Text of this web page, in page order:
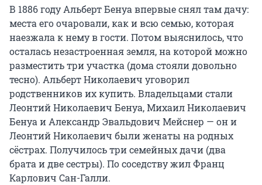
В 1886 году Альберт Бенуа впервые снял там дачу:
места его очаровали, как и всю семью, которая
наезжала к нему в гости. Потом выяснилось, что
осталась незастроенная земля, на которой можно
разместить три участка (дома стояли довольно
тесно). Альберт Николаевич уговорил
родственников их купить. Владельцами стали
Леонтий Николаевич Бенуа, Михаил Николаевич
Бенуа и Александр Эвальдович Мейснер — он и
Леонтий Николаевич были женаты на родных
сёстрах. Получилось три семейных дачи (два
брата и две сестры). По соседству жил Франц
Карлович Сан-Галли.